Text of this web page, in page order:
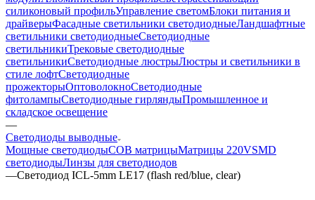
силиконовый профильУправление светомБлоки питания и
драйверыФасадные светильники светодиодныеЛандшафтные
светильники светодиодныеСветодиодные
светильникиТрековые светодиодные
светильникиСветодиодные люстрыЛюстры и светильники в
стиле лофтСветодиодные
прожекторыОптоволокноСветодиодные
фитолампыСветодиодные гирляндыПромышленное и
складское освещение
—
Светодиоды выводные
Мощные светодиодыCOB матрицыМатрицы 220VSMD
светодиодыЛинзы для светодиодов
—Светодиод ICL-5mm LE17 (flash red/blue, clear)